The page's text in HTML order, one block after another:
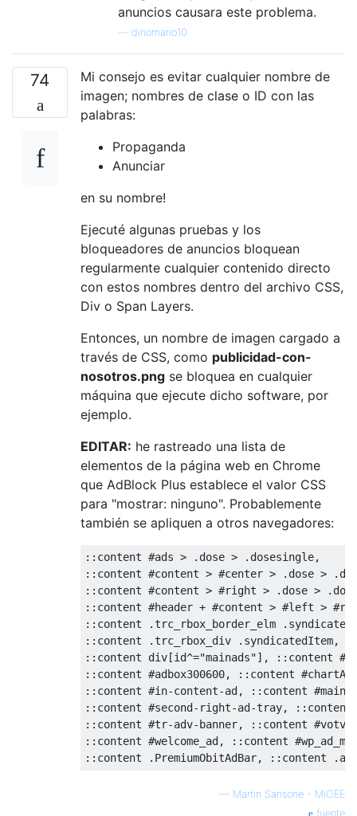
anuncios causara este problema.
dinomario10
74
Mi consejo es evitar cualquier nombre de
imagen; nombres de clase o ID con las
palabras:
Propaganda
Anunciar
en su nombre!
Ejecuté algunas pruebas y los
bloqueadores de anuncios bloquean
regularmente cualquier contenido directo
con estos nombres dentro del archivo CSS,
Div o Span Layers.
Entonces, un nombre de imagen cargado a
través de CSS, como publicidad-con-
nosotros.png se bloquea en cualquier
máquina que ejecute dicho software, por
ejemplo.
EDITAR: he rastreado una lista de
elementos de la página web en Chrome
que AdBlock Plus establece el valor CSS
para "mostrar: ninguno". Probablemente
también se apliquen a otros navegadores:
:: content #ads > .dose > .dosesingle,
:: content #content > #center > .dose >
:: content #content > #right > .dose >
:: content #header + #content > #left >
:: content .trc_rbox_border_elm .
:: content .trc_rbox_div . syndicatedItem,
:: content div[id^="mainads"], :: content
:: content #adbox300600, ::content
:: content #in-content-ad, ::content
:: content #second-right-ad-tray, ::content
:: content #tr-adv-banner, ::content
:: content #welcome_ad, ::content
:: content . PremiumObitAdBar, :: content . ad
— Martin Sansone - MiOEE
fuente